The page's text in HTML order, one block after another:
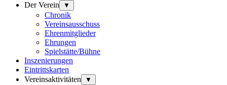
Der Verein
▼
Chronik
Vereinsausschuss
Ehrenmitglieder
Ehrungen
Spielstätte/Bühne
Inszenierungen
Eintrittskarten
Vereinsaktivitäten
▼